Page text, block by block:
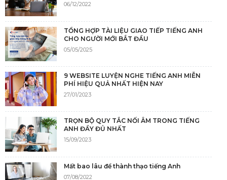
06/12/2022
TỔNG HỢP TÀI LIỆU GIAO TIẾP TIẾNG ANH
CHO NGƯỜI MỚI BẮT ĐẦU
05/05/2025
9 WEBSITE LUYỆN NGHE TIẾNG ANH MIỄN
PHÍ HIỆU QUẢ NHẤT HIỆN NAY
27/01/2023
TRỌN BỘ QUY TẮC NỐI ÂM TRONG TIẾNG
ANH ĐẦY ĐỦ NHẤT
15/09/2023
Mất bao lâu để thành thạo tiếng Anh
07/08/2022